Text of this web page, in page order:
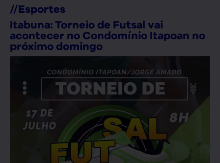
//Esportes
Itabuna: Torneio de Futsal vai
acontecer no Condomínio Itapoan no
próximo domingo